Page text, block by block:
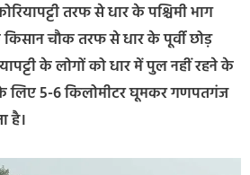
तरफ से धार के पश्चिमी भाग
चौक तरफ से धार के पूर्वी छोड़
के लोगों को धार में पुल नहीं रहने के
लिए 5-6 किलोमीटर घूमकर गणपतगंज
है।